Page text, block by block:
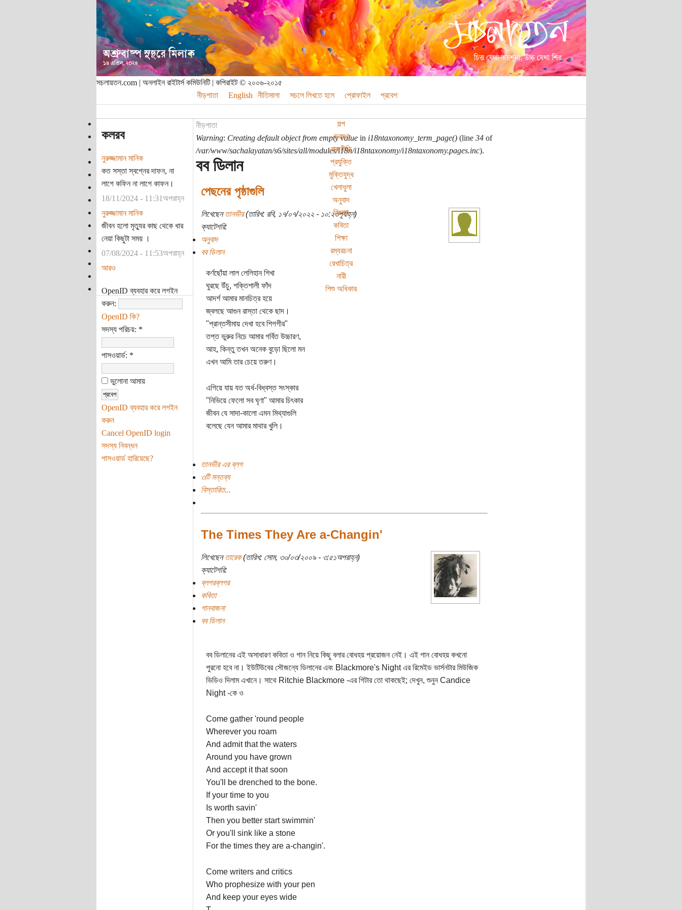
সচলায়তন.com | অনলাইন রাইটার্স কমিউনিটি | কপিরাইট © ২০০৬-২০১৫
নীড়পাতা
English নীতিমালা সচলে লিখতে হলে প্রোফাইল প্রবেশ
গল্প
ভ্রমণ
রাজনীতি
প্রযুক্তি
মুক্তিযুদ্ধ
খেলাধুলা
অনুবাদ
বিজ্ঞান
কবিতা
শিক্ষা
রম্যরচনা
রেখাচিত্র
নারী
শিশু অধিকার
কলরব
নুরুজ্জামান মানিক
কত সস্তা স্বপ্নের দাফন, না
লাগে কফিন না লাগে কাফন।
18/11/2024 - 11:31অপরাহ্ন
নুরুজ্জামান মানিক
জীবন হলো মৃত্যুর কাছ থেকে ধার
নেয়া কিছুটা সময় ।
07/08/2024 - 11:53অপরাহ্ন
আরও
OpenID ব্যবহার করে লগইন
করুন:
OpenID কি?
সদস্য পরিচয়: *
পাসওয়ার্ড: *
ভুলোনা আমায়
OpenID ব্যবহার করে লগইন
করুন
Cancel OpenID login
সদস্য নিবন্ধন
পাসওয়ার্ড হারিয়েছে?
নীড়পাতা
Warning: Creating default object from empty valuein i18ntaxonomy_term_page()(line 34of
/var/www/sachalayatan/s6/sites/all/modules/i18n/i18ntaxonomy/i18ntaxonomy.pages.inc).
বব ডিলান
পেছনের পৃষ্ঠাগুলি
লিখেছেনতানভীর(তারিখ: রবি, ১৭/০৭/২০২২ - ১০:২৩পূর্বাহ্ন)
ক্যাটেগরি:
অনুবাদ
বব ডিলান
কর্ণছোঁয়া লাল লেলিহান শিখা
ঘুরছে উঁচু, শক্তিশালী ফাঁদ
আদর্শ আমার মানচিত্র হয়ে
জ্বলছে আগুন রাস্তা থেকে ছাদ।
"প্রান্তসীমায় দেখা হবে শিগগীর"
তপ্ত ভুরুর নিচে আমার গর্বিত উচ্চারণ,
আহ, কিন্তু তখন অনেক বুড়ো ছিলো মন
এখন আমি তার চেয়ে তরুণ।
এগিয়ে যায় যত অর্ধ-বিধ্বস্ত সংস্কার
"নিভিয়ে ফেলো সব ঘৃণা" আমার চিৎকার
জীবন যে সাদা-কালো এমন মিথ্যাগুলি
বলেছে যেন আমার মাথার খুলি।
তানভীর এর ব্লগ
৩টি মন্তব্য
বিস্তারিত...
The Times They Are a-Changin'
লিখেছেনতারেক(তারিখ: সোম, ৩০/০৩/২০০৯ - ৩:৫১অপরাহ্ন)
ক্যাটেগরি:
ব্লগরব্লগর
কবিতা
গানবাজনা
বব ডিলান
বব ডিলানের এই অসাধারণ কবিতা ও গান নিয়ে কিছু বলার বোধহয় প্রয়োজন নেই। এই গান বোধহয় কখনো
পুরনো হবে না। ইউটিউবের সৌজন্যে ডিলানের এবং Blackmore's Night এর রিমেইড ভার্সনটার মিউজিক
ভিডিও দিলাম এখানে। সাথে Ritchie Blackmore -এর গিটার তো থাকছেই; দেখুন, শুনুন Candice
Night -কে ও
Come gather 'round people
Wherever you roam
And admit that the waters
Around you have grown
And accept it that soon
You'll be drenched to the bone.
If your time to you
Is worth savin'
Then you better start swimmin'
Or you'll sink like a stone
For the times they are a-changin'.
Come writers and critics
Who prophesize with your pen
And keep your eyes wide